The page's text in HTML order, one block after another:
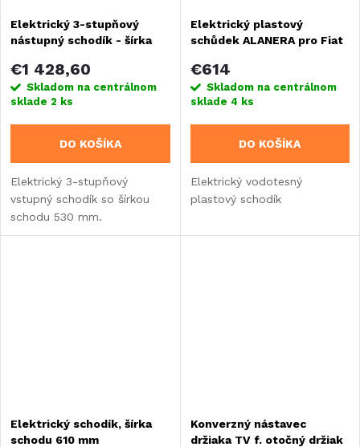
Elektrický 3-stupňový
nástupný schodík - šírka
€1 428,60
Skladom na centrálnom
sklade 2 ks
DO KOŠÍKA
Elektrický 3-stupňový
vstupný schodík so šírkou
schodu 530 mm.
Elektrický plastový
schůdek ALANERA pro Fiat
€614
Skladom na centrálnom
sklade 4 ks
DO KOŠÍKA
Elektrický vodotesný
plastový schodík
Elektrický schodík, šírka
schodu 610 mm
Konverzný nástavec
držiaka TV f. otočný držiak